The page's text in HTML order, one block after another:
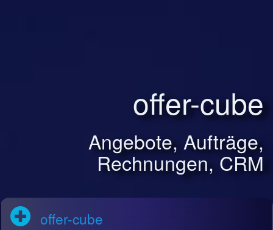
offer-cube
Angebote, Aufträge,
Rechnungen, CRM
offer-cube